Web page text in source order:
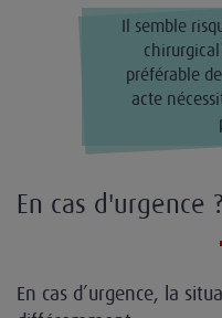
Il semble
préférable
acte
En cas d'urgence ?
En cas d’urgence, la